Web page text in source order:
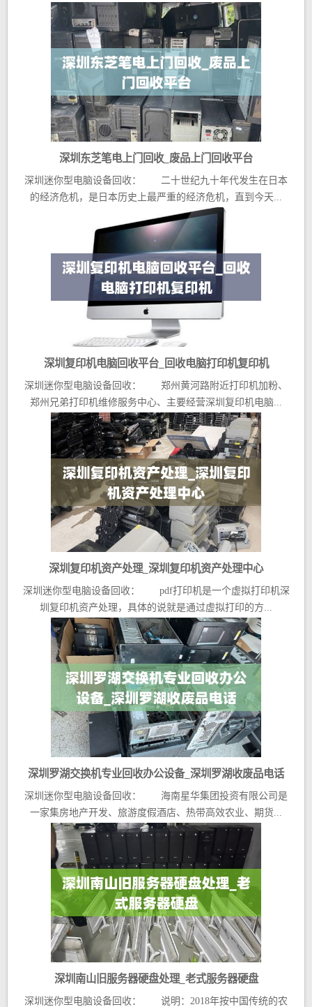
深圳东芝笔电上门回收_废品上门回收平台
深圳迷你型电脑设备回收： 二十世纪九十年代发生在日本
的经济危机，是日本历史上最严重的经济危机，直到今天...
深圳复印机电脑回收平台_回收电脑打印机复印机
深圳迷你型电脑设备回收： 郑州黄河路附近打印机加粉、
郑州兄弟打印机维修服务中心、主要经营深圳复印机电脑...
深圳复印机资产处理_深圳复印机资产处理中心
深圳迷你型电脑设备回收： pdf打印机是一个虚拟打印机深
圳复印机资产处理，具体的说就是通过虚拟打印的方...
深圳罗湖交换机专业回收办公设备_深圳罗湖收废品电话
深圳迷你型电脑设备回收： 海南星华集团投资有限公司是
一家集房地产开发、旅游度假酒店、热带高效农业、期货...
深圳南山旧服务器硬盘处理_老式服务器硬盘
深圳迷你型电脑设备回收： 说明：2018年按中国传统的农